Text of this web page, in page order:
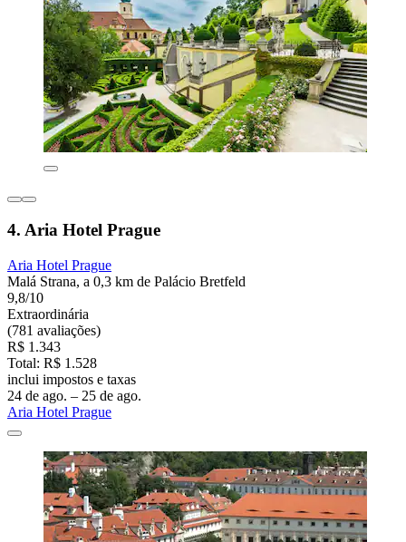
4. Aria Hotel Prague
Aria Hotel Prague
Malá Strana, a 0,3 km de Palácio Bretfeld
9,8/10
Extraordinária
(781 avaliações)
R$ 1.343
Total: R$ 1.528
inclui impostos e taxas
24 de ago. – 25 de ago.
Aria Hotel Prague